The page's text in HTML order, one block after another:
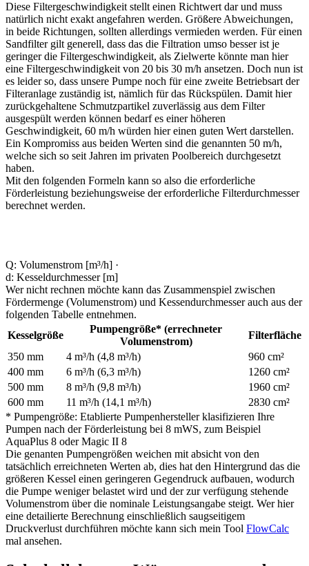
Diese Filtergeschwindigkeit stellt einen Richtwert dar und muss
natürlich nicht exakt angefahren werden. Größere Abweichungen,
in beide Richtungen, sollten allerdings vermieden werden. Für einen
Sandfilter gilt generell, dass das die Filtration umso besser ist je
geringer die Filtergeschwindigkeit, als Zielwerte könnte man hier
eine Filtergeschwindigkeit von 20 bis 30 m/h ansetzen. Doch nun ist
es leider so, dass unsere Pumpe noch für eine zweite Betriebsart der
Filteranlage zuständig ist, nämlich für das Rückspülen. Damit hier
zurückgehaltene Schmutzpartikel zuverlässig aus dem Filter
ausgespült werden können bedarf es einer höheren
Geschwindigkeit, 60 m/h würden hier einen guten Wert darstellen.
Ein Kompromiss aus beiden Werten sind die genannten 50 m/h,
welche sich so seit Jahren im privaten Poolbereich durchgesetzt
haben.
Mit den folgenden Formeln kann so also die erforderliche
Förderleistung beziehungsweise der erforderliche Filterdurchmesser
berechnet werden.
Q: Volumenstrom [m³/h] ·
d: Kesseldurchmesser [m]
Wer nicht rechnen möchte kann das Zusammenspiel zwischen
Fördermenge (Volumenstrom) und Kessendurchmesser auch aus der
folgenden Tabelle entnehmen.
Kesselgröße
Pumpengröße* (errechneter
Volumenstrom)
Filterfläche
350 mm
4 m³/h (4,8 m³/h)
960 cm²
400 mm
6 m³/h (6,3 m³/h)
1260 cm²
500 mm
8 m³/h (9,8 m³/h)
1960 cm²
600 mm
11 m³/h (14,1 m³/h)
2830 cm²
* Pumpengröße: Etablierte Pumpenhersteller klasifizieren Ihre
Pumpen nach der Förderleistung bei 8 mWS, zum Beispiel
AquaPlus 8 oder Magic II 8
Die genanten Pumpengrößen weichen mit absicht von den
tatsächlich erreichneten Werten ab, dies hat den Hintergrund das die
größeren Kessel einen geringeren Gegendruck aufbauen, wodurch
die Pumpe weniger belastet wird und der zur verfügung stehende
Volumenstrom über die nominale Leistungsangabe steigt. Wer hier
eine detailierte Berechnung einschließlich saugseitigem
Druckverlust durchführen möchte kann sich mein Tool FlowCalc
mal ansehen.